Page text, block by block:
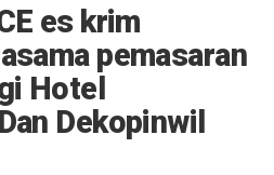
es krim
pemasaran
Hotel
Dekopinwil